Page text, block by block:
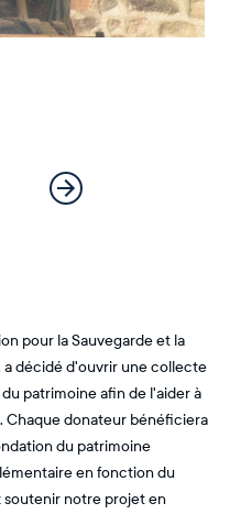
pour la Sauvegarde et la
a décidé d'ouvrir une collecte
patrimoine afin de l'aider à
Chaque donateur bénéficiera
du patrimoine
en fonction du
soutenir notre projet en